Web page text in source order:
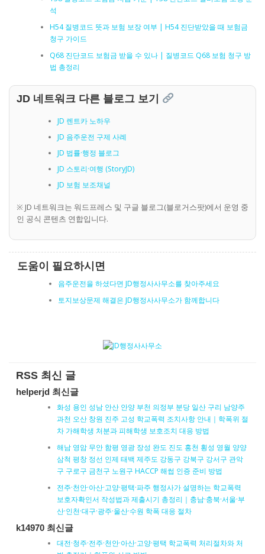
석
H54 질병코드 뜻과 보험 보장 여부 | H54 진단받았을 때 보험금
청구 가이드
Q68 진단코드 보험금 받을 수 있나 | 질병코드 Q68 보험 청구 방
법 총정리
JD 네트워크 다른 블로그 보기
JD 렌트카 노하우
JD 음주운전 구제 사례
JD 법률·행정 블로그
JD 스토리·여행 (StoryJD)
JD 보험 보조채널
※ JD 네트워크는 워드프레스 및 구글 블로그(블로거스팟)에서 운영 중
인 공식 콘텐츠 연합입니다.
도움이 필요하시면
음주운전을 하셨다면 JD행정사사무소를 찾아주세요
토지보상문제 해결은 JD행정사사무소가 함께합니다
RSS 최신 글
helperjd 최신글
화성 용인 성남 안산 안양 부천 의정부 분당 일산 구리 남양주
과천 오산 창원 진주 고성 학교폭력 조치사항 안내｜학폭위 절
차 가해학생 처분과 피해학생 보호조치 대응 방법
해남 영암 무안 함평 영광 장성 완도 진도 홍천 횡성 영월 양양
삼척 평창 정선 인제 태백 제주도 강동구 강북구 강서구 관악
구 구로구 금천구 노원구 HACCP 해썹 인증 준비 방법
전주·천안·아산·고양·평택·파주 행정사가 설명하는 학교폭력
보호자확인서 작성법과 제출시기 총정리｜충남·충북·서울·부
산·인천·대구·광주·울산·수원 학폭 대응 절차
k14970 최신글
대전·청주·전주·천안·아산·고양·평택 학교폭력 처리절차와 처